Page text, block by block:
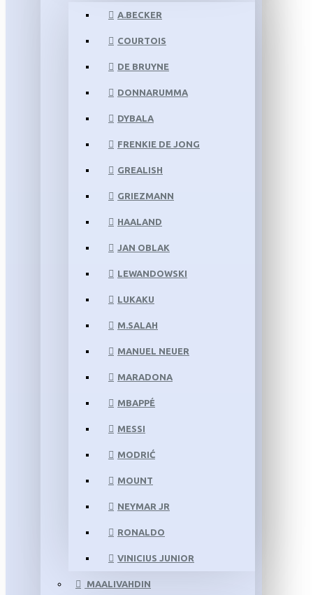
A.BECKER
COURTOIS
DE BRUYNE
DONNARUMMA
DYBALA
FRENKIE DE JONG
GREALISH
GRIEZMANN
HAALAND
JAN OBLAK
LEWANDOWSKI
LUKAKU
M.SALAH
MANUEL NEUER
MARADONA
MBAPPÉ
MESSI
MODRIĆ
MOUNT
NEYMAR JR
RONALDO
VINICIUS JUNIOR
MAALIVAHDIN